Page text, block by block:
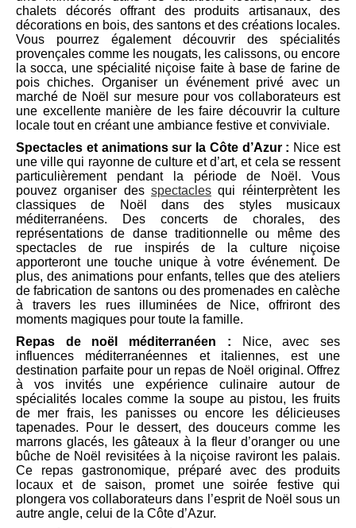
chalets décorés offrant des produits artisanaux, des
décorations en bois, des santons et des créations locales.
Vous pourrez également découvrir des spécialités
provençales comme les nougats, les calissons, ou encore
la socca, une spécialité niçoise faite à base de farine de
pois chiches. Organiser un événement privé avec un
marché de Noël sur mesure pour vos collaborateurs est
une excellente manière de les faire découvrir la culture
locale tout en créant une ambiance festive et conviviale.
Spectacles et animations sur la Côte d’Azur : Nice est
une ville qui rayonne de culture et d’art, et cela se ressent
particulièrement pendant la période de Noël. Vous
pouvez organiser des spectacles qui réinterprètent les
classiques de Noël dans des styles musicaux
méditerranéens. Des concerts de chorales, des
représentations de danse traditionnelle ou même des
spectacles de rue inspirés de la culture niçoise
apporteront une touche unique à votre événement. De
plus, des animations pour enfants, telles que des ateliers
de fabrication de santons ou des promenades en calèche
à travers les rues illuminées de Nice, offriront des
moments magiques pour toute la famille.
Repas de noël méditerranéen : Nice, avec ses
influences méditerranéennes et italiennes, est une
destination parfaite pour un repas de Noël original. Offrez
à vos invités une expérience culinaire autour de
spécialités locales comme la soupe au pistou, les fruits
de mer frais, les panisses ou encore les délicieuses
tapenades. Pour le dessert, des douceurs comme les
marrons glacés, les gâteaux à la fleur d’oranger ou une
bûche de Noël revisitées à la niçoise raviront les palais.
Ce repas gastronomique, préparé avec des produits
locaux et de saison, promet une soirée festive qui
plongera vos collaborateurs dans l’esprit de Noël sous un
autre angle, celui de la Côte d’Azur.